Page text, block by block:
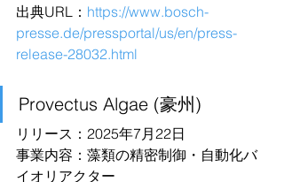
出典URL： https://www.bosch-
presse.de/pressportal/us/en/press-
release-28032.html
Provectus Algae (豪州)
リリース：2025年7月22日
事業内容：藻類の精密制御・自動化バ
イオリアクター